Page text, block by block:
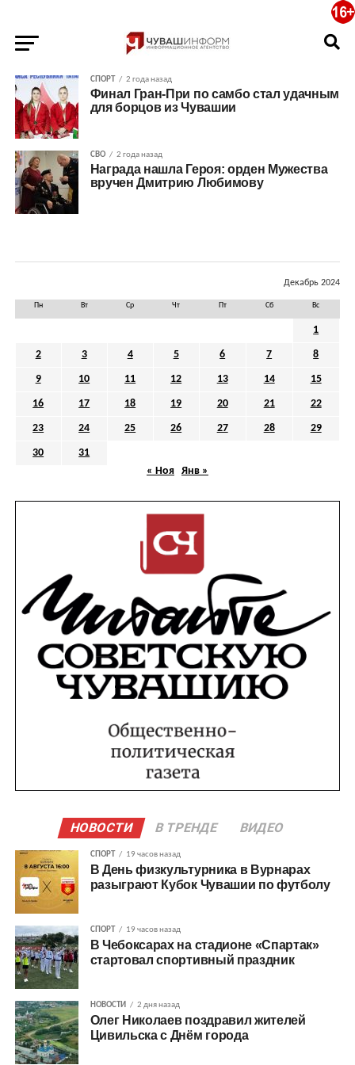
СПОРТ 2 года назад
Финал Гран-При по самбо стал удачным
для борцов из Чувашии
СВО 2 года назад
Награда нашла Героя: орден Мужества
вручен Дмитрию Любимову
Декабрь 2024
Пн Вт Ср Чт Пт Сб Вс
1
2 3 4 5 6 7 8
9 10 11 12 13 14 15
16 17 18 19 20 21 22
23 24 25 26 27 28 29
30
31
« Ноя
Янв »
НОВОСТИ В ТРЕНДЕ ВИДЕО
СПОРТ 19 часов назад
В День физкультурника в Вурнарах
разыграют Кубок Чувашии по футболу
СПОРТ 19 часов назад
В Чебоксарах на стадионе «Спартак»
стартовал спортивный праздник
НОВОСТИ 2 дня назад
Олег Николаев поздравил жителей
Цивильска с Днём города